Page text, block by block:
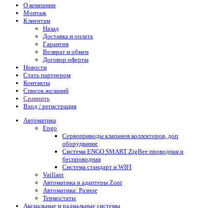
О компании
Монтаж
Клиентам
Назад
Доставка и оплата
Гарантия
Возврат и обмен
Договор оферты
Новости
Стать партнером
Контакты
Список желаний
Сравнить
Вход / регистрация
Автоматика
Engo
Сервоприводы клапанов коллекторов, доп
оборудвание
Система ENGO SMART ZigBee проводная и
беспроводная
Система стандарт и WIFI
Vaillant
Автоматика и адаптеры Zont
Автоматика: Разное
Термостаты
Аксиальные и радиальные системы